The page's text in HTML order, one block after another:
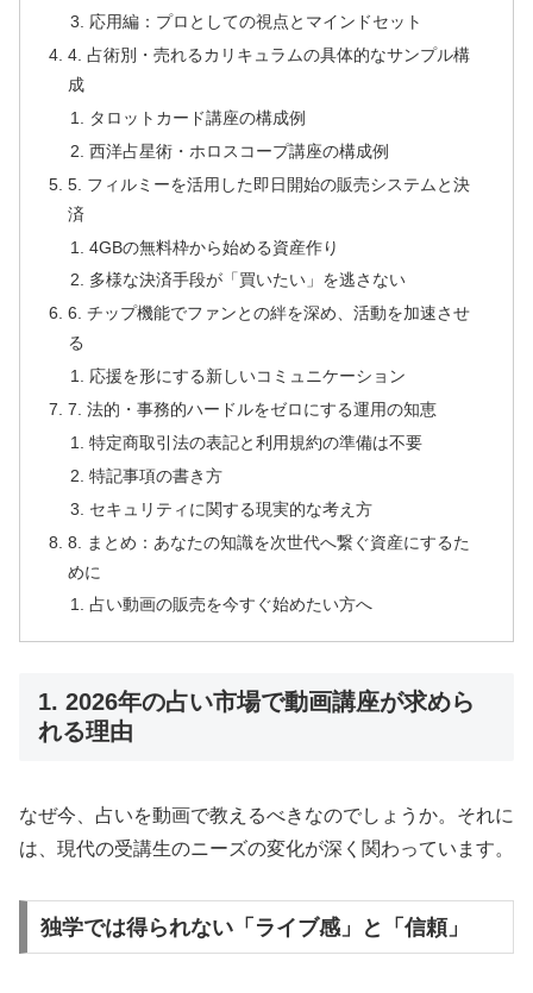
応用編：プロとしての視点とマインドセット
4. 占術別・売れるカリキュラムの具体的なサンプル構
成
タロットカード講座の構成例
西洋占星術・ホロスコープ講座の構成例
5. フィルミーを活用した即日開始の販売システムと決
済
4GBの無料枠から始める資産作り
多様な決済手段が「買いたい」を逃さない
6. チップ機能でファンとの絆を深め、活動を加速させ
る
応援を形にする新しいコミュニケーション
7. 法的・事務的ハードルをゼロにする運用の知恵
特定商取引法の表記と利用規約の準備は不要
特記事項の書き方
セキュリティに関する現実的な考え方
8. まとめ：あなたの知識を次世代へ繋ぐ資産にするた
めに
占い動画の販売を今すぐ始めたい方へ
1. 2026年の占い市場で動画講座が求めら
れる理由
なぜ今、占いを動画で教えるべきなのでしょうか。それに
は、現代の受講生のニーズの変化が深く関わっています。
独学では得られない「ライブ感」と「信頼」